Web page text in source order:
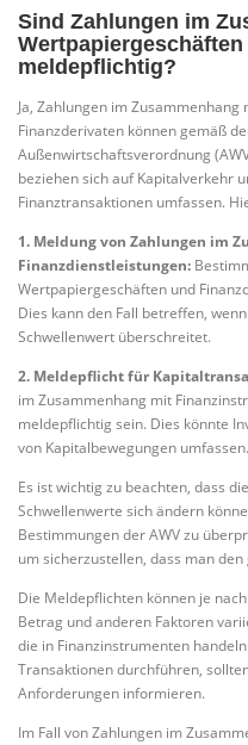
Sind Zahlungen im
meldepflichtig?
Ja, Zahlungen im
Finanzderivaten können gemäß
Außenwirtschaftsverordnung
beziehen sich auf Kapitalverkehr
Finanztransaktionen umfassen.
1. Meldung von Zahlungen im
Finanzdienstleistungen:
Wertpapiergeschäften und
Dies kann den Fall betreffen,
Schwellenwert überschreitet.
2. Meldepflicht für
im Zusammenhang mit
meldepflichtig sein. Dies könnte
von Kapitalbewegungen umfassen.
Es ist wichtig zu beachten, dass
Schwellenwerte sich ändern
Bestimmungen der AWV zu
um sicherzustellen, dass man
Die Meldepflichten können je
Betrag und anderen Faktoren
die in Finanzinstrumenten
Transaktionen durchführen,
Anforderungen informieren.
Im Fall von Zahlungen im